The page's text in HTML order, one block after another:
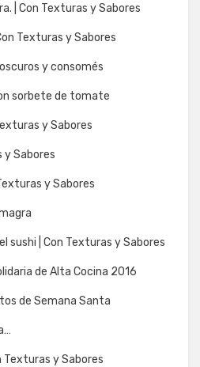
| Con Texturas y Sabores
Texturas y Sabores
y consomés
sorbete de tomate
y Sabores
y Sabores
y Sabores
sushi | Con Texturas y Sabores
de Alta Cocina 2016
de Semana Santa
Texturas y Sabores